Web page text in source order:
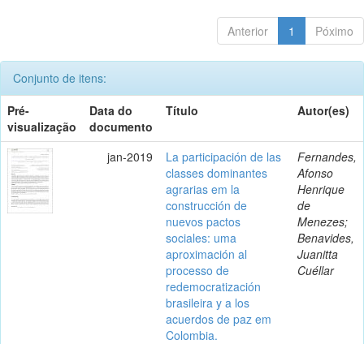
Anterior 1 Póximo
Conjunto de itens:
Pré-
visualização
Data do
documento
Título Autor(es)
jan-2019
La participación de las
classes dominantes
agrarias em la
construcción de
nuevos pactos
sociales: uma
aproximación al
processo de
redemocratización
brasileira y a los
acuerdos de paz em
Colombia.
Fernandes,
Afonso
Henrique
de
Menezes;
Benavides,
Juanitta
Cuéllar